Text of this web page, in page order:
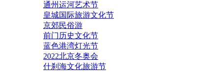
通州运河艺术节
皇城国际旅游文化节
京郊民俗游
前门历史文化节
蓝色港湾灯光节
2022北京冬奥会
什刹海文化旅游节